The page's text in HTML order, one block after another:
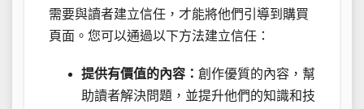
需要與讀者建立信任，才能將他們引導到購買
頁面。您可以通過以下方法建立信任：
提供有價值的內容： 創作優質的內容，幫
助讀者解決問題，並提升他們的知識和技